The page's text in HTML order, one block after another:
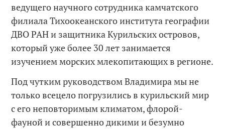
ведущего научного сотрудника камчатского
филиала Тихоокеанского института географии
ДВО РАН и защитника Курильских островов,
который уже более 30 лет занимается
изучением морских млекопитающих в регионе.
Под чутким руководством Владимира мы не
только всецело погрузились в курильский мир
с его неповторимым климатом, флорой-
фауной и совершенно дикими и безумно